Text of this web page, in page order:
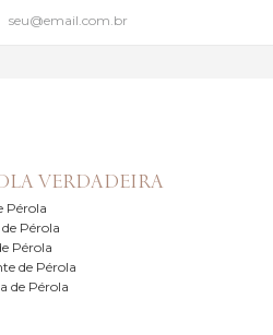
VERDADEIRA
Pérola
Pérola
Pérola
de Pérola
de Pérola